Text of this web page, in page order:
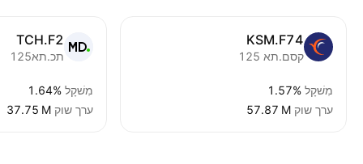
KSM.F74
קסם.תא 125
מִשׁקָל 1.57%
ערך שוק ‪57.87 M‬
TCH.F2
תכ.תא125
מִשׁקָל 1.64%
ערך שוק ‪37.75 M‬